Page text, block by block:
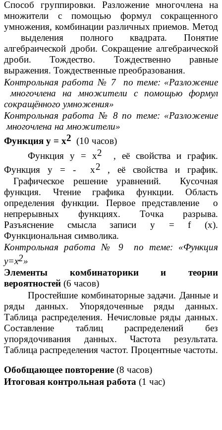
Способ группировки. Разложение многочлена на
множители с помощью формул сокращенного
умножения, комбинации различных приемов. Метод
выделения полного квадрата. Понятие
алгебраической дроби. Сокращение алгебраической
дроби. Тождество. Тождественно равные
выражения. Тождественные преобразования.
Контрольная работа № 7 по теме: «Разложение
многочлена на множители с помощью формул
сокращённого умножения»
Контрольная работа № 8 по теме: «Разложение
многочлена на множители»
Функция у = х2 (10 часов)
Функция у = х2 , её свойства и график.
Функция у = - х2 , её свойства и график.
Графическое решение уравнений. Кусочная
функция. Чтение графика функции. Область
определения функции. Первое представление о
непрерывных функциях. Точка разрыва.
Разъяснение смысла записи у = f (х).
Функциональная символика.
Контрольная работа № 9 по теме: «Функция
у=х2»
Элементы комбинаторики и теории
вероятностей (6 часов)
Простейшие комбинаторные задачи. Данные и
ряды данных. Упорядоченные ряды данных.
Таблица распределения. Нечисловые ряды данных.
Составление таблиц распределений без
упорядочивания данных. Частота результата.
Таблица распределения частот. Процентные частоты.
Обобщающее повторение (8 часов)
Итоговая контрольная работа (1 час)